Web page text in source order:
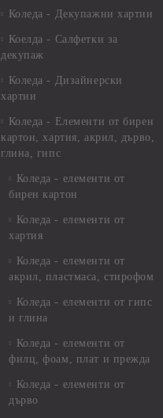
Коледа - Декупажни хартии
Коелда - Салфетки за
декупаж
Коледа - Дизайнерски
хартии
Коледа - Eлементи от бирен
картон, хартия, акрил, дърво,
глина, гипс
Коледа - елементи от
бирен картон
Коледа - елементи от
хартия
Коледа - елементи от
акрил, пластмаса, стирофом
Коледа - елементи от гипс
и глина
Коледа - елементи от
филц, фоам, плат и прежда
Коледа - елементи от
дърво